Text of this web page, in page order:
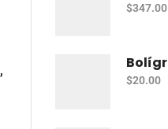
,
$347.00
$20.00